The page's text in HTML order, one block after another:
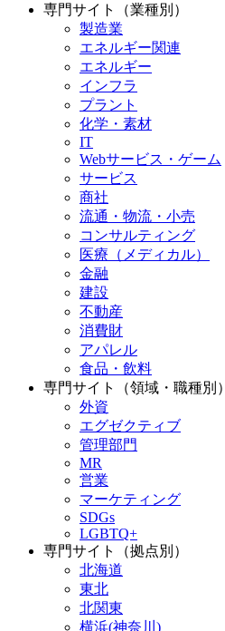
専門サイト（業種別）
製造業
エネルギー関連
エネルギー
インフラ
プラント
化学・素材
IT
Webサービス・ゲーム
サービス
商社
流通・物流・小売
コンサルティング
医療（メディカル）
金融
建設
不動産
消費財
アパレル
食品・飲料
専門サイト（領域・職種別）
外資
エグゼクティブ
管理部門
MR
営業
マーケティング
SDGs
LGBTQ+
専門サイト（拠点別）
北海道
東北
北関東
横浜(神奈川)